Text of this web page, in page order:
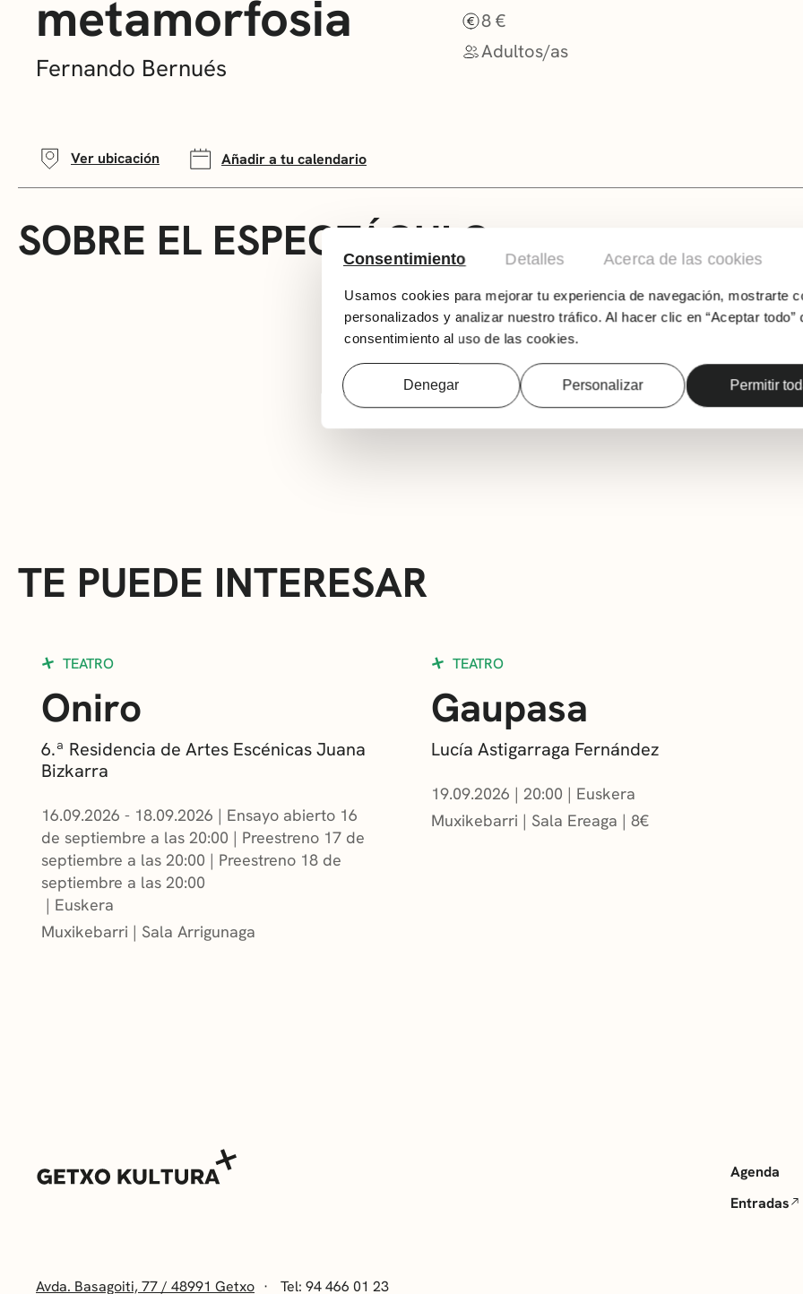
Consentimiento Detalles Acerca de las cookies
Usamos cookies para mejorar tu experiencia de navegación, mostrarte
personalizados y analizar nuestro tráfico. Al hacer clic en “Aceptar todo”
consentimiento al uso de las cookies.
Denegar Personalizar Permitir
metamorfosia
Fernando Bernués
8 €
Adultos/as
Ver ubicación Añadir a tu calendario
SOBRE EL ESPECTÁCULO
Elenco: Eneko Sagardoy, Eva Trancón / Vito
El jovencísimo escritor francés Édouard
en el dolor de ser homosexual y vivir en una
violencia psicológica, sexual o física. Esta
por los abusos sexuales de sus maridos, y
TE PUEDE INTERESAR
TEATRO
Oniro
6.ª Residencia de Artes Escénicas Juana
Bizkarra
16.09.2026 - 18.09.2026 | Ensayo abierto 16
de septiembre a las 20:00 | Preestreno 17 de
septiembre a las 20:00 | Preestreno 18 de
septiembre a las 20:00
Euskera
Muxikebarri | Sala Arrigunaga
TEATRO
Gaupasa
Lucía Astigarraga Fernández
19.09.2026 | 20:00
Euskera
Muxikebarri | Sala Ereaga 8€
Agenda
Entradas
Avda. Basagoiti, 77 / 48991 Getxo Tel: 94 466 01 23